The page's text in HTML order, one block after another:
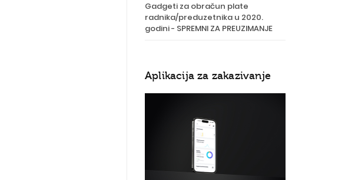
Gadgeti za obračun plate
radnika/preduzetnika u 2020.
godini - SPREMNI ZA PREUZIMANJE
Aplikacija za zakazivanje